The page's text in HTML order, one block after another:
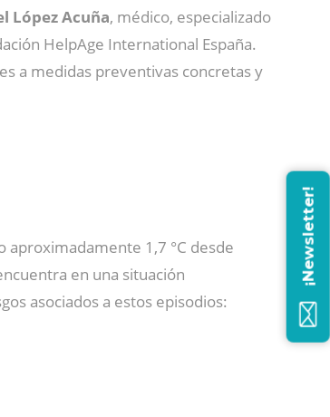
López Acuña, médico, especializado
HelpAge International España.
a medidas preventivas concretas y
aproximadamente 1,7 °C desde
en una situación
asociados a estos episodios:
¡Newsletter!